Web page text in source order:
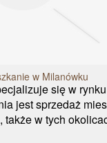
w Milanówku
się w
jest sprzedaż
także w tych